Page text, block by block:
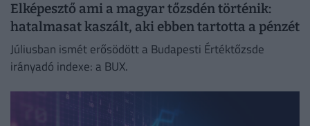
Elképesztő ami a magyar tőzsdén történik:
hatalmasat kaszált, aki ebben tartotta a pénzét
Júliusban ismét erősödött a Budapesti Értéktőzsde
irányadó indexe: a BUX.